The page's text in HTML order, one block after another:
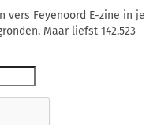
vers Feyenoord E-zine in je
Maar liefst 142.523